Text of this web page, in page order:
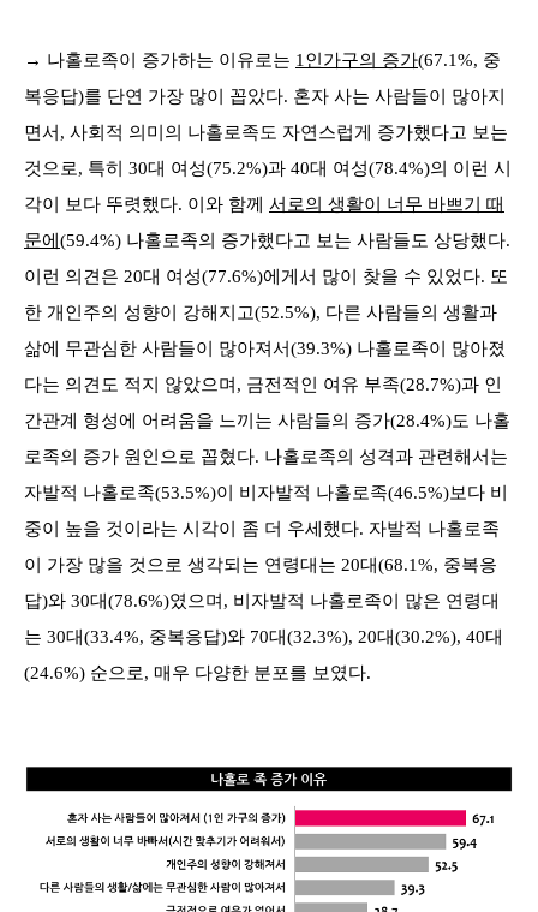
→ 나홀로족이 증가하는 이유로는 1인가구의 증가(67.1%, 중
복응답)를 단연 가장 많이 꼽았다. 혼자 사는 사람들이 많아지
면서, 사회적 의미의 나홀로족도 자연스럽게 증가했다고 보는
것으로, 특히 30대 여성(75.2%)과 40대 여성(78.4%)의 이런 시
각이 보다 뚜렷했다. 이와 함께 서로의 생활이 너무 바쁘기 때
문에 (59.4%) 나홀로족의 증가했다고 보는 사람들도 상당했다.
이런 의견은 20대 여성(77.6%)에게서 많이 찾을 수 있었다. 또
한 개인주의 성향이 강해지고(52.5%), 다른 사람들의 생활과
삶에 무관심한 사람들이 많아져서(39.3%) 나홀로족이 많아졌
다는 의견도 적지 않았으며, 금전적인 여유 부족(28.7%)과 인
간관계 형성에 어려움을 느끼는 사람들의 증가(28.4%)도 나홀
로족의 증가 원인으로 꼽혔다. 나홀로족의 성격과 관련해서는
자발적 나홀로족(53.5%)이 비자발적 나홀로족(46.5%)보다 비
중이 높을 것이라는 시각이 좀 더 우세했다. 자발적 나홀로족
이 가장 많을 것으로 생각되는 연령대는 20대(68.1%, 중복응
답)와 30대(78.6%)였으며, 비자발적 나홀로족이 많은 연령대
는 30대(33.4%, 중복응답)와 70대(32.3%), 20대(30.2%), 40대
(24.6%) 순으로, 매우 다양한 분포를 보였다.